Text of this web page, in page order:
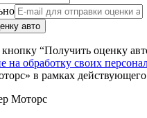
авто
“Получить оценку
на обработку своих
в рамках действующего
Моторс